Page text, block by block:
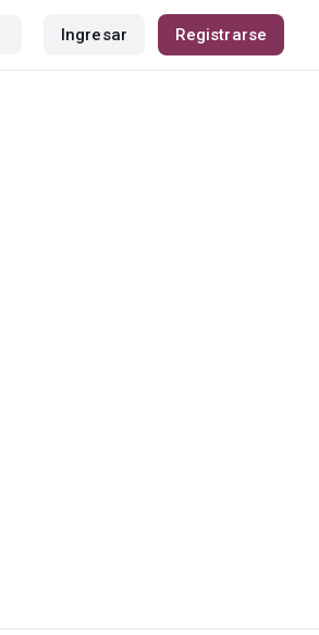
Ingresar Registrarse